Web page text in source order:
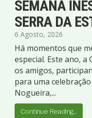
SEMANA
SERRA DA
6 Agosto, 2026
Há momentos que
especial. Este ano,
os amigos,
para uma
Nogueira,...
Continue Reading...